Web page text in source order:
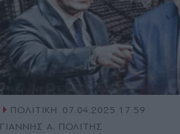
ΠΟΛΙΤΙΚΗ
07.04.2025 17:59
ΓΙΑΝΝΗΣ Α. ΠΟΛΙΤΗΣ